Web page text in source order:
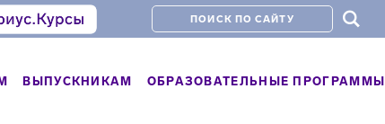
#
ВЫПУСКНИКАМ ОБРАЗОВАТЕЛЬНЫЕ ПРОГРАММЫ